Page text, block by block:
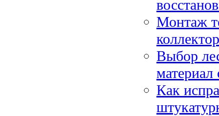
Монтаж
Выбор
материал
Как